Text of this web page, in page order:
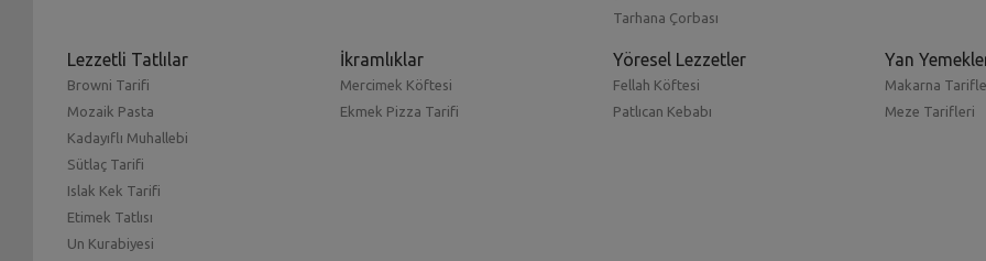
Tarhana Çorbası
Lezzetli Tatlılar
Browni Tarifi
Mozaik Pasta
Kadayıflı Muhallebi
Sütlaç Tarifi
Islak Kek Tarifi
Etimek Tatlısı
Un Kurabiyesi
İkramlıklar
Mercimek Köftesi
Ekmek Pizza Tarifi
Yöresel Lezzetler
Fellah Köftesi
Patlıcan Kebabı
Yan
Makarna
Meze Tarifleri